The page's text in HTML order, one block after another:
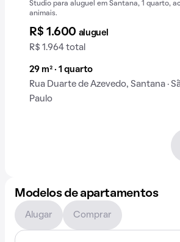
Studio para aluguel em Santana, 1 quarto,
animais.
R$ 1.600 aluguel
R$ 1.964 total
29 m² · 1 quarto
Rua Duarte de Azevedo, Santana ·
Paulo
Modelos de apartamentos
Alugar Comprar